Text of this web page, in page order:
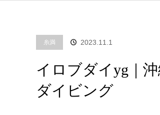
糸満 2023.11.1
イロブダイyg｜
ダイビング